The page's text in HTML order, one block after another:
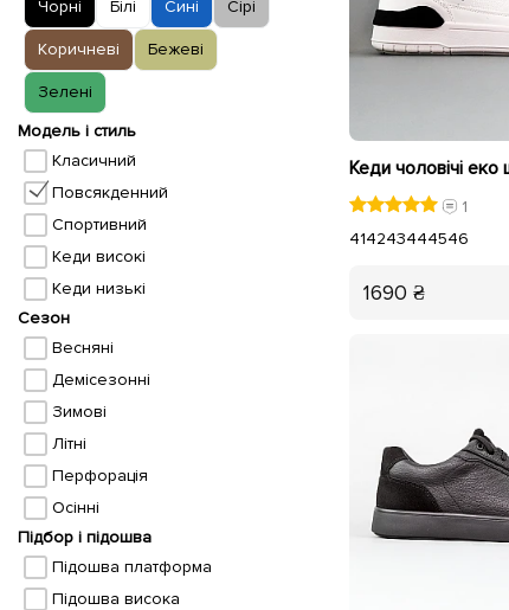
Чорні
Білі Сині Сірі
Коричневі Бежеві
Зелені
Модель і стиль
Класичний
Повсякденний
Спортивний
Кеди високі
Кеди низькі
Сезон
Весняні
Демісезонні
Зимові
Літні
Перфорація
Осінні
Підбор і підошва
Підошва платформа
Підошва висока
1
414243444546
1690 ₴